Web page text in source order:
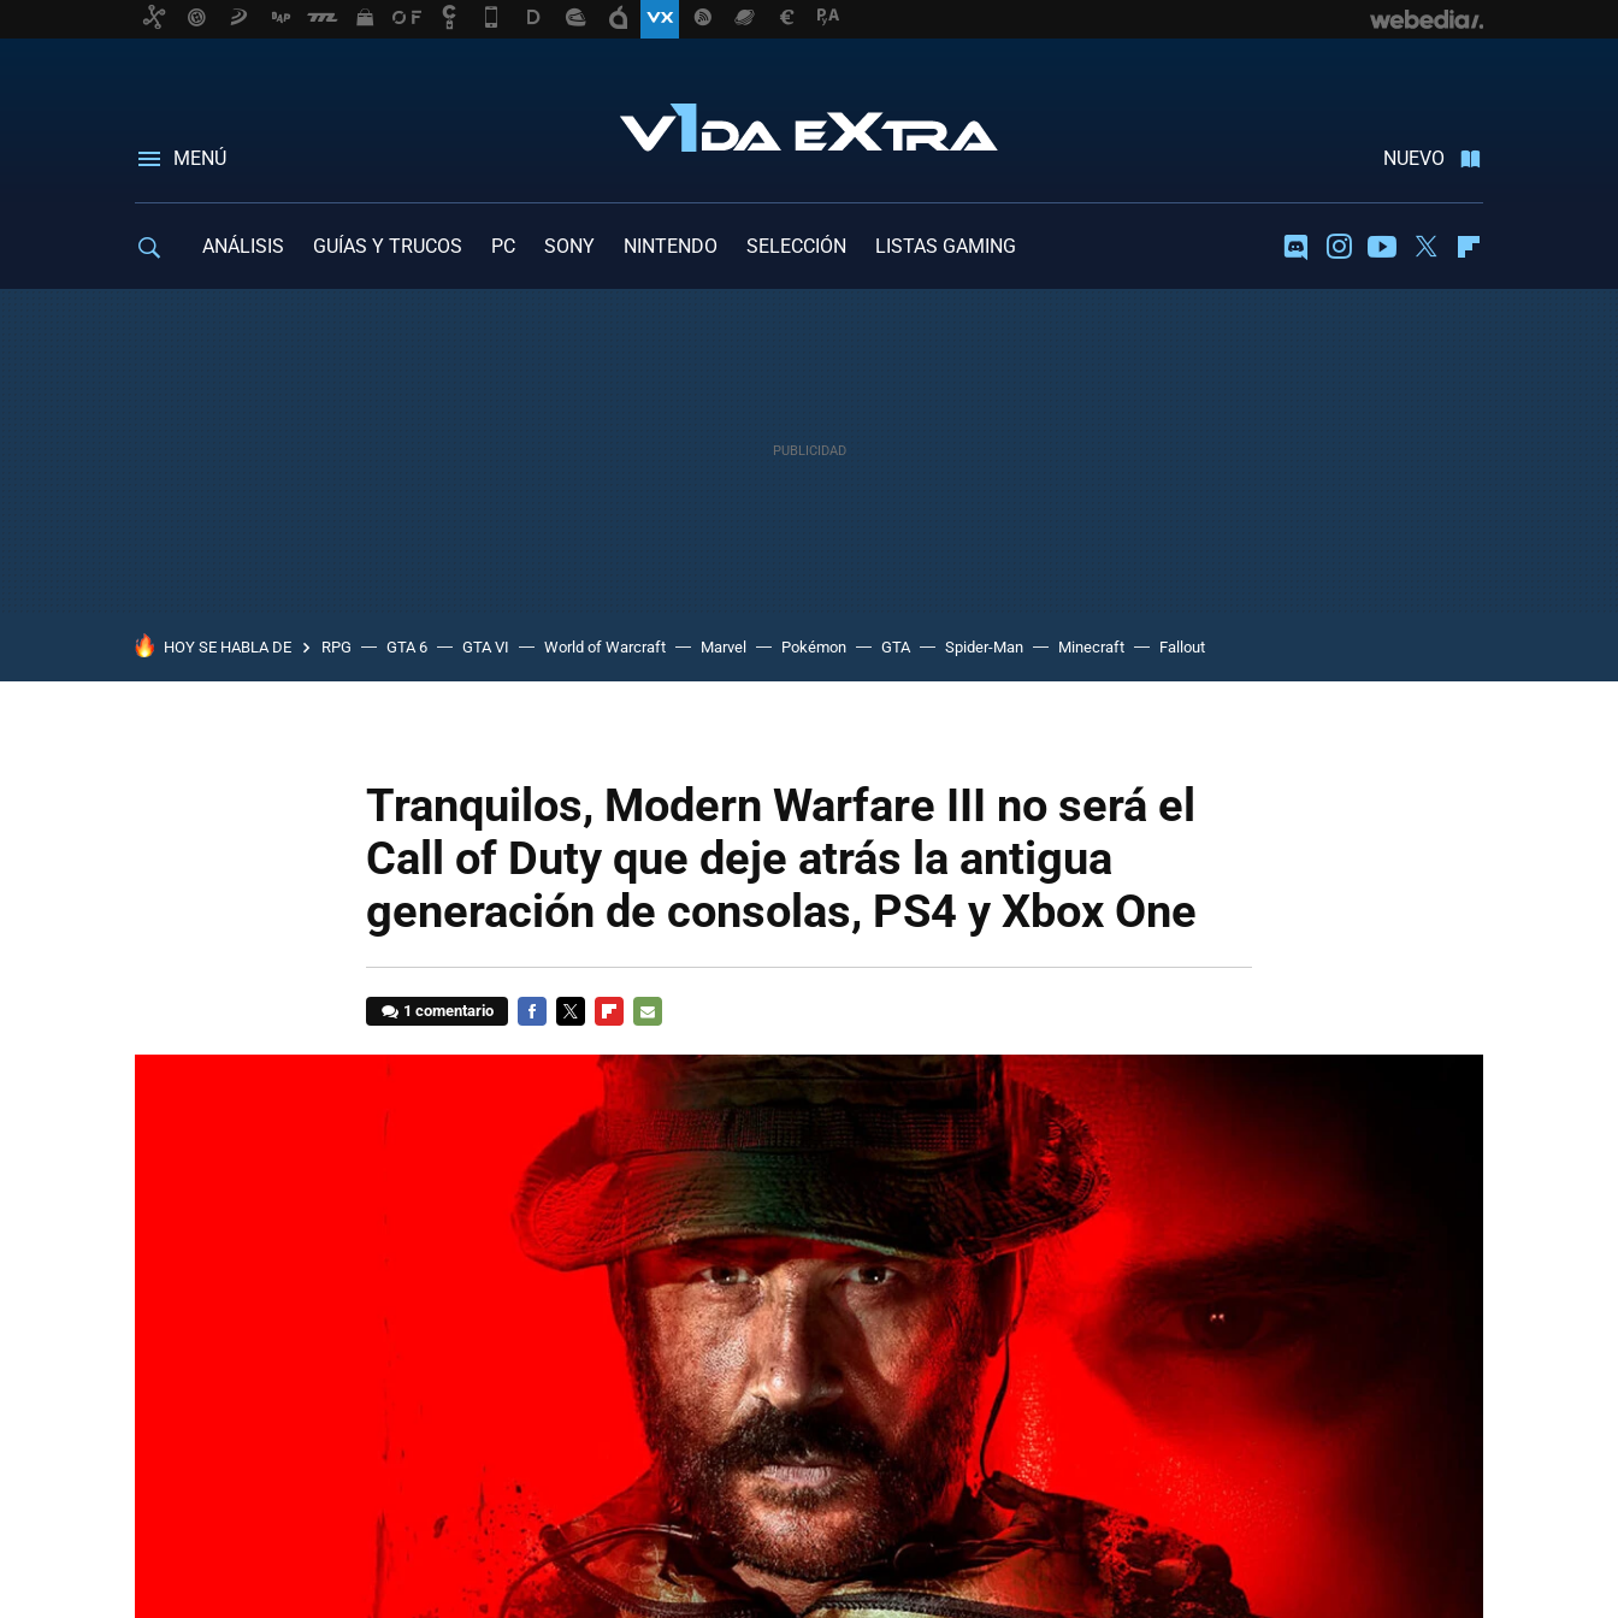
MENÚ NUEVO
ANÁLISIS GUÍAS Y TRUCOS PC SONY NINTENDO SELECCIÓN LISTAS GAMING DiscordInstagramYoutubeTwitter
HOY SE HABLA DE RPG GTA 6 GTA VI World of Warcraft Marvel Pokémon GTA Spider-Man Minecraft Fallout
Tranquilos, Modern Warfare III no será el
Call of Duty que deje atrás la antigua
generación de consolas, PS4 y Xbox One
1 comentario
MAIL